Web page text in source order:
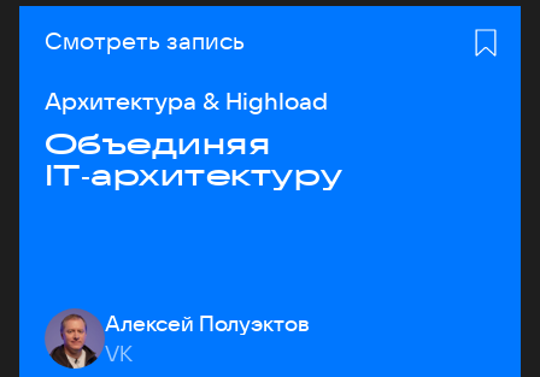
Смотреть запись
Архитектура & Highload
Объединяя
IT‑архитектуру
Алексей Полуэктов
VK